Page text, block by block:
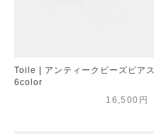
Toile | アンティークビーズピアス
6color
16,500円